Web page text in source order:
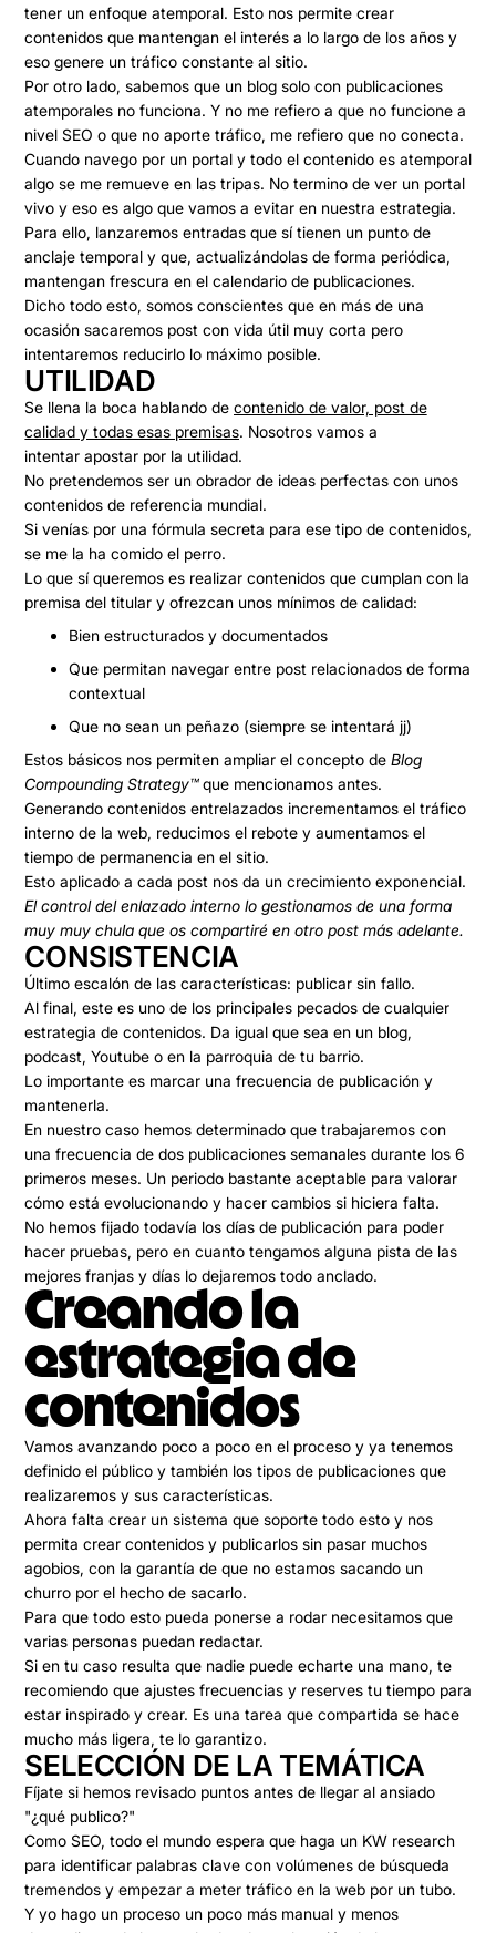
tener unenfoque atemporal. Esto nos permite crear
contenidos que mantengan el interés a lo largo de los años y
eso genere untráfico constante al sitio.
Por otro lado, sabemos que un blog solo con publicaciones
atemporales no funciona. Y no me refiero a que no funcione a
nivel SEO o que no aporte tráfico, me refiero que no conecta.
Cuando navego por un portal y todo el contenido es atemporal
algo se me remueve en las tripas. No termino de ver un portal
vivo y eso es algo que vamos a evitar en nuestra estrategia.
Para ello, lanzaremos entradas que sí tienen un punto de
anclaje temporal y que, actualizándolas de forma periódica,
mantengan frescura en el calendario de publicaciones.
Dicho todo esto, somos conscientes que en más de una
ocasión sacaremos post con vida útil muy corta pero
intentaremos reducirlo lo máximo posible.
UTILIDAD
Se llena la boca hablando decontenido de valor, post de
calidad y todas esas premisas. Nosotros vamos a
intentarapostar por la utilidad.
No pretendemos ser un obrador de ideas perfectas con unos
contenidos de referencia mundial.
Si venías por una fórmula secreta para ese tipo de contenidos,
se me la ha comido el perro.
Lo que sí queremos es realizar contenidos que cumplan con la
premisa del titular y ofrezcan unos mínimos de calidad:
Bien estructurados y documentados
Que permitan navegar entre post relacionados de forma
contextual
Que no sean un peñazo (siempre se intentará jj)
Estos básicos nos permiten ampliar el concepto de Blog
Compounding Strategy™️que mencionamos antes.
Generandocontenidos entrelazadosincrementamos el tráfico
interno de la web, reducimos el rebote y aumentamos el
tiempo de permanencia en el sitio.
Esto aplicado a cada post nos da un crecimiento exponencial.
El control del enlazado interno lo gestionamos de una forma
muy muy chula que os compartiré en otro post más adelante.
CONSISTENCIA
Último escalón de las características: publicar sin fallo.
Al final, estees uno de los principales pecados de cualquier
estrategia de contenidos. Da igual que sea en un blog,
podcast, Youtube o en la parroquia de tu barrio.
Lo importante es marcar una frecuencia de publicación y
mantenerla.
En nuestro caso hemos determinado que trabajaremos con
unafrecuencia de dos publicaciones semanalesdurante los 6
primeros meses. Un periodo bastante aceptable para valorar
cómo está evolucionando y hacer cambios si hiciera falta.
No hemos fijado todavía los días de publicación para poder
hacer pruebas, pero en cuanto tengamos alguna pista de las
mejores franjas y días lo dejaremos todo anclado.
Creando la
estrategia de
contenidos
Vamos avanzando poco a poco en el proceso y ya tenemos
definido el público y también los tipos de publicaciones que
realizaremos y sus características.
Ahora faltacrear un sistema que soporte todo estoy nos
permita crear contenidos y publicarlos sin pasar muchos
agobios, con la garantía de que no estamos sacando un
churro por el hecho de sacarlo.
Para que todo esto pueda ponerse a rodar necesitamos que
varias personas puedan redactar.
Si en tu caso resulta que nadie puede echarte una mano, te
recomiendo que ajustes frecuencias y reserves tu tiempo para
estar inspirado y crear. Es una tarea que compartida se hace
mucho más ligera, te lo garantizo.
SELECCIÓN DE LA TEMÁTICA
Fíjate si hemos revisado puntos antes de llegar al ansiado
"¿qué publico?"
Como SEO, todo el mundo espera que haga un KW research
para identificar palabras clave con volúmenes de búsqueda
tremendos y empezar a meter tráfico en la web por un tubo.
Y yo hago un proceso un poco más manualy menos